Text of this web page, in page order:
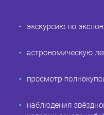
экскурсию по
астрономическую
просмотр
наблюдения